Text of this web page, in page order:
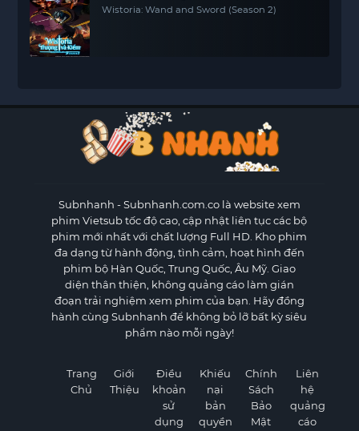
Wistoria: Wand and Sword (Season 2)
Subnhanh - Subnhanh.com.co là website xem
phim Vietsub tốc độ cao, cập nhật liên tục các bộ
phim mới nhất với chất lượng Full HD. Kho phim
đa dạng từ hành động, tình cảm, hoạt hình đến
phim bộ Hàn Quốc, Trung Quốc, Âu Mỹ. Giao
diện thân thiện, không quảng cáo làm gián
đoạn trải nghiệm xem phim của bạn. Hãy đồng
hành cùng Subnhanh để không bỏ lỡ bất kỳ siêu
phẩm nào mỗi ngày!
Trang
Chủ
Giới
Thiệu
Điều
khoản
sử
dụng
Khiếu
nại
bản
quyền
Chính
Sách
Bảo
Mật
Liên
hệ
quảng
cáo